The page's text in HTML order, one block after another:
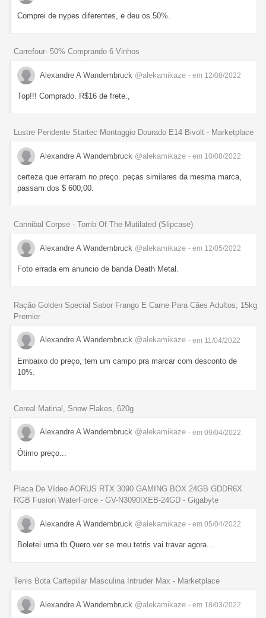
Comprei de nypes diferentes, e deu os 50%.
Carrefour- 50% Comprando 6 Vinhos
Alexandre A Wandembruck @alekamikaze - em 12/08/2022
Top!!! Comprado. R$16 de frete.,
Lustre Pendente Startec Montaggio Dourado E14 Bivolt - Marketplace
Alexandre A Wandembruck @alekamikaze - em 10/08/2022
certeza que erraram no preço. peças similares da mesma marca,
passam dos $ 600,00.
Cannibal Corpse - Tomb Of The Mutilated (Slipcase)
Alexandre A Wandembruck @alekamikaze - em 12/05/2022
Foto errada em anuncio de banda Death Metal.
Ração Golden Special Sabor Frango E Carne Para Cães Adultos, 15kg
Premier
Alexandre A Wandembruck @alekamikaze - em 11/04/2022
Embaixo do preço, tem um campo pra marcar com desconto de
10%.
Cereal Matinal, Snow Flakes, 620g
Alexandre A Wandembruck @alekamikaze - em 09/04/2022
Ótimo preço...
Placa De Vídeo AORUS RTX 3090 GAMING BOX 24GB GDDR6X
RGB Fusion WaterForce - GV-N3090IXEB-24GD - Gigabyte
Alexandre A Wandembruck @alekamikaze - em 05/04/2022
Boletei uma tb.Quero ver se meu tetris vai travar agora...
Tenis Bota Cartepillar Masculina Intruder Max - Marketplace
Alexandre A Wandembruck @alekamikaze - em 18/03/2022